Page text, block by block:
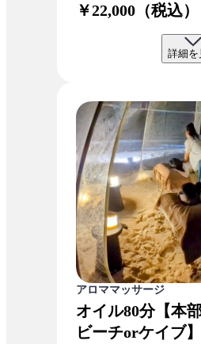
￥22,000（税込）
詳細を
アロママッサージ
オイル80分【本
ビーチorケイブ